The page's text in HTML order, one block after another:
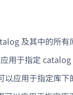
及其中的所有
用于指定 catalog
应用于指定库下